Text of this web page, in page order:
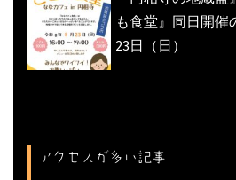
も食堂』同日開催
23日（日）
アクセスが多い記事